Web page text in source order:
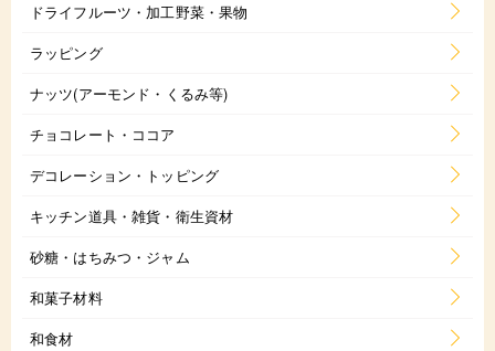
ドライフルーツ・加工野菜・果物
ラッピング
ナッツ(アーモンド・くるみ等)
チョコレート・ココア
デコレーション・トッピング
キッチン道具・雑貨・衛生資材
砂糖・はちみつ・ジャム
和菓子材料
和食材